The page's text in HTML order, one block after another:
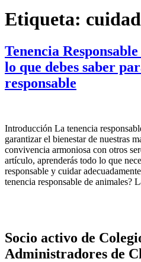
Etiqueta:
Tenencia
lo que debes saber
responsable
Introducción La tenencia
garantizar el bienestar de nuestras
convivencia armoniosa con otros
artículo, aprenderás todo lo que
responsable y cuidar
tenencia responsable de animales?
Socio activo de
Administradores de